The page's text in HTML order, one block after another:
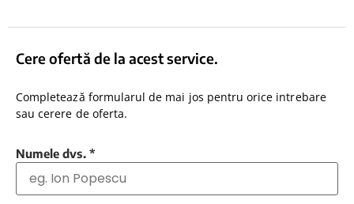
Cere ofertă de la acest service.
Completează formularul de mai jos pentru orice intrebare
sau cerere de oferta.
Numele dvs. *